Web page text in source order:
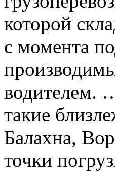
которой
с момента
водителем.
такие
Балахна,
точки